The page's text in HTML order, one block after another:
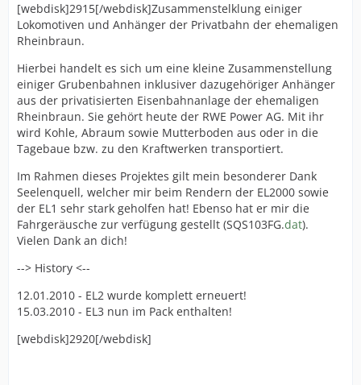
[webdisk]2915[/webdisk]Zusammenstelklung einiger
Lokomotiven und Anhänger der Privatbahn der ehemaligen
Rheinbraun.
Hierbei handelt es sich um eine kleine Zusammenstellung
einiger Grubenbahnen inklusiver dazugehöriger Anhänger
aus der privatisierten Eisenbahnanlage der ehemaligen
Rheinbraun. Sie gehört heute der RWE Power AG. Mit ihr
wird Kohle, Abraum sowie Mutterboden aus oder in die
Tagebaue bzw. zu den Kraftwerken transportiert.
Im Rahmen dieses Projektes gilt mein besonderer Dank
Seelenquell, welcher mir beim Rendern der EL2000 sowie
der EL1 sehr stark geholfen hat! Ebenso hat er mir die
Fahrgeräusche zur verfügung gestellt (SQS103FG.dat).
Vielen Dank an dich!
--> History <--
12.01.2010 - EL2 wurde komplett erneuert!
15.03.2010 - EL3 nun im Pack enthalten!
[webdisk]2920[/webdisk]